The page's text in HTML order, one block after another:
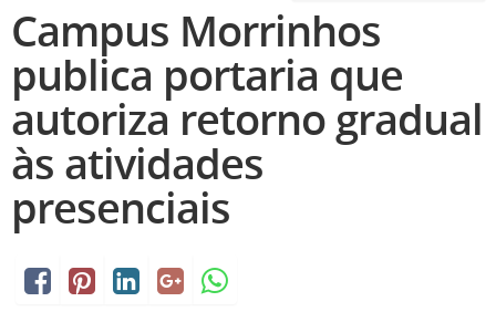
Campus Morrinhos
publica portaria que
autoriza retorno gradual
às atividades
presenciais